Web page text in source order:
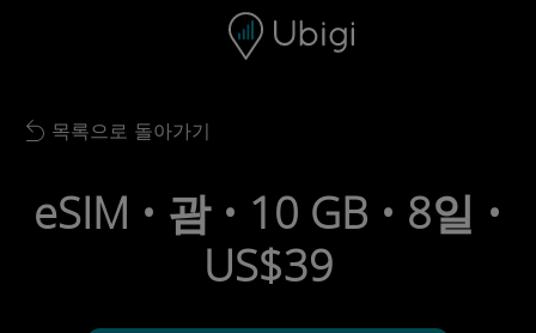
내비게이션 바 하단
Back to list
목록으로 돌아가기
eSIM • 괌 • 10 GB • 8일 •
US$39